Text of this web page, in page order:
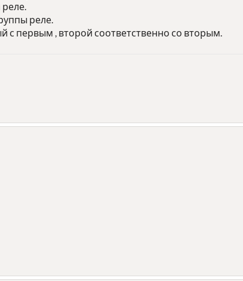
реле.
реле.
с первым , второй соответственно со вторым.